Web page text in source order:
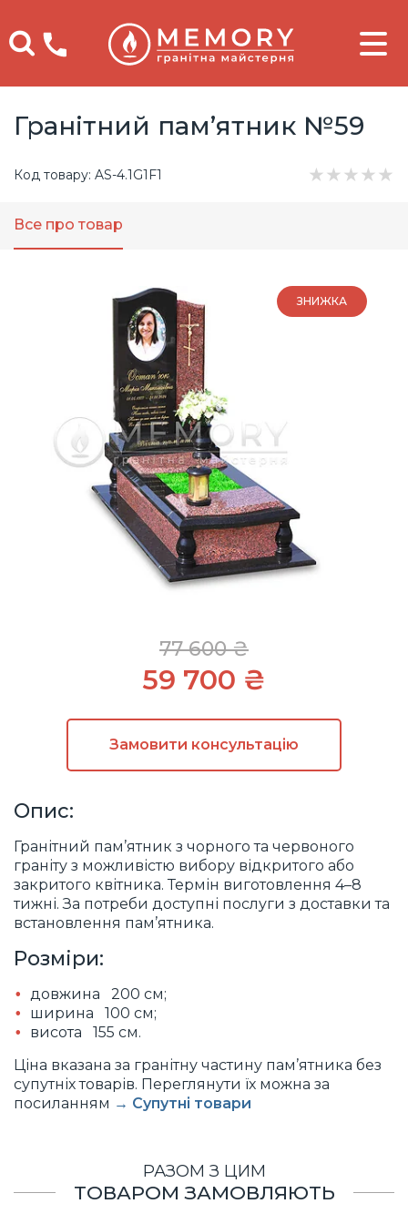
Телефоны
Гранітний пам’ятник №59
Код товару: AS-4.1G1F1 ★ ★ ★ ★ ★
Все про товар
ЗНИЖКА
77 600 ₴
59 700 ₴
Замовити консультацію
Опис:
Гранітний пам’ятник з чорного та червоного
граніту з можливістю вибору відкритого або
закритого квітника. Термін виготовлення 4–8
тижні. За потреби доступні послуги з доставки та
встановлення пам’ятника.
Розміри:
довжина 200 см;
ширина 100 см;
висота 155 см.
Ціна вказана за гранітну частину пам’ятника без
супутніх товарів. Переглянути їх можна за
посиланням → Супутні товари
РАЗОМ З ЦИМ
ТОВАРОМ ЗАМОВЛЯЮТЬ